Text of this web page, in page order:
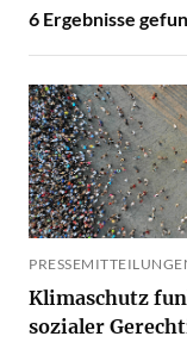
6 Ergebnisse
Klimaschutz
sozialer